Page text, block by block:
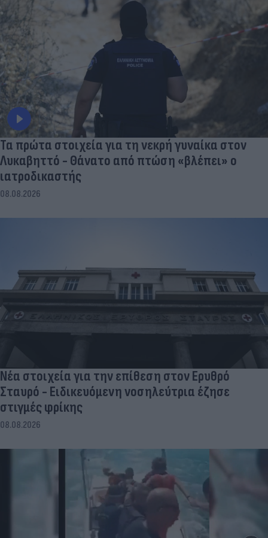
Τα πρώτα στοιχεία για τη νεκρή γυναίκα στον
Λυκαβηττό - Θάνατο από πτώση «βλέπει» ο
ιατροδικαστής
08.08.2026
Νέα στοιχεία για την επίθεση στον Ερυθρό
Σταυρό - Ειδικευόμενη νοσηλεύτρια έζησε
στιγμές φρίκης
08.08.2026